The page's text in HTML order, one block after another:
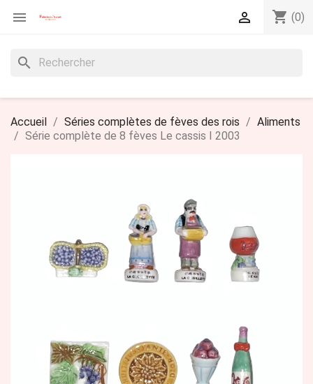
 shopping_cart (0)

search
Accueil Séries complètes de fèves des rois
Aliments
Série complète de 8 fèves Le cassis I 2003